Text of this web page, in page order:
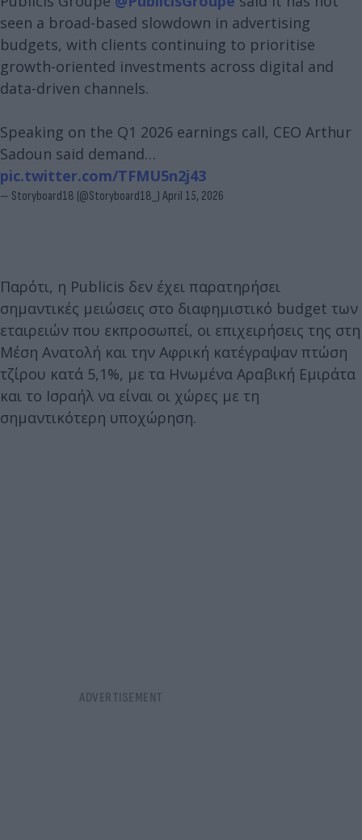
seen a broad-based slowdown in advertising
budgets, with clients continuing to prioritise
growth-oriented investments across digital and
data-driven channels.
Speaking on the Q1 2026 earnings call, CEO Arthur
Sadoun said demand…
pic.twitter.com/TFMU5n2j43
— Storyboard18 (@Storyboard18_) April 15, 2026
Παρότι, η Publicis δεν έχει παρατηρήσει
σημαντικές μειώσεις στο διαφημιστικό budget των
εταιρειών που εκπροσωπεί, οι επιχειρήσεις της στη
Μέση Ανατολή και την Αφρική κατέγραψαν πτώση
τζίρου κατά 5,1%, με τα Ηνωμένα Αραβική Εμιράτα
και το Ισραήλ να είναι οι χώρες με τη
σημαντικότερη υποχώρηση.